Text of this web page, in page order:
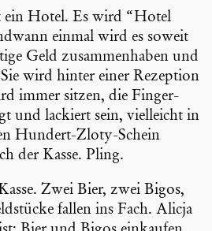
ein Hotel. Es wird “Hotel
einmal wird es soweit
Geld zusam­men­haben und
wird hinter einer Rezeption
immer sitzen, die Finger­
und lackiert sein, vielleicht in
Hundert-Zloty-Schein
der Kasse. Pling.
Zwei Bier, zwei Bigos,
fallen ins Fach. Alicja